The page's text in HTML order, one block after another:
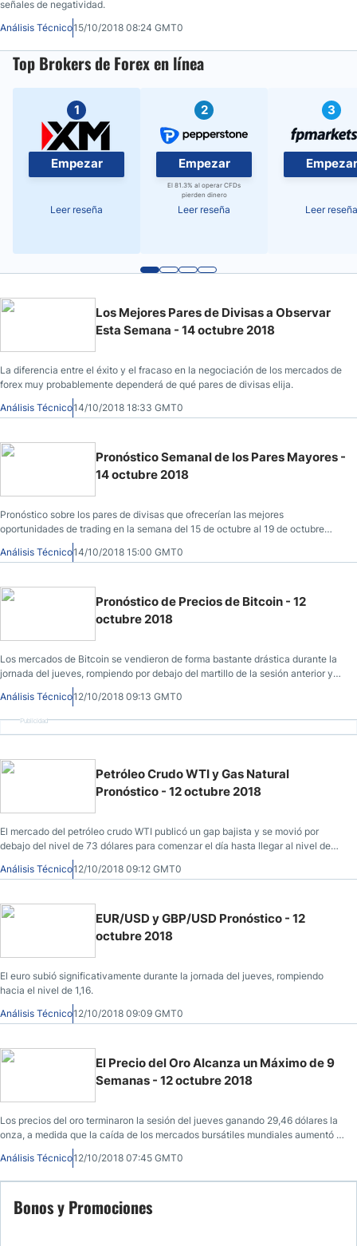
señales de negatividad.
Análisis Técnico15/10/2018 08:24 GMT0
Top Brokers de Forex en línea
1
Empezar
Leer reseña
2
Empezar
El 81.3% al operar CFDs
pierden dinero
Leer reseña
3
Empezar
Leer reseña
Los Mejores Pares de Divisas a Observar
Esta Semana - 14 octubre 2018
La diferencia entre el éxito y el fracaso en la negociación de los mercados de
forex muy probablemente dependerá de qué pares de divisas elija.
Análisis Técnico14/10/2018 18:33 GMT0
Pronóstico Semanal de los Pares Mayores -
14 octubre 2018
Pronóstico sobre los pares de divisas que ofrecerían las mejores
oportunidades de trading en la semana del 15 de octubre al 19 de octubre
Análisis Técnico14/10/2018 15:00 GMT0
Pronóstico de Precios de Bitcoin - 12
octubre 2018
Los mercados de Bitcoin se vendieron de forma bastante drástica durante la
jornada del jueves, rompiendo por debajo del martillo de la sesión anterior y
del nivel de 6500 dólares.
Análisis Técnico12/10/2018 09:13 GMT0
Publicidad
Petróleo Crudo WTI y Gas Natural
Pronóstico - 12 octubre 2018
El mercado del petróleo crudo WTI publicó un gap bajista y se movió por
debajo del nivel de 73 dólares para comenzar el día hasta llegar al nivel de
Análisis Técnico12/10/2018 09:12 GMT0
EUR/USD y GBP/USD Pronóstico - 12
octubre 2018
El euro subió significativamente durante la jornada del jueves, rompiendo
hacia el nivel de 1,16.
Análisis Técnico12/10/2018 09:09 GMT0
El Precio del Oro Alcanza un Máximo de 9
Semanas - 12 octubre 2018
Los precios del oro terminaron la sesión del jueves ganando 29,46 dólares la
onza, a medida que la caída de los mercados bursátiles mundiales aumentó la
demanda del metal.
Análisis Técnico12/10/2018 07:45 GMT0
Bonos y Promociones